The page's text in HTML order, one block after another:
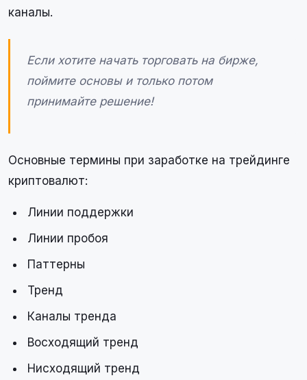
каналы.
Если хотите начать торговать на бирже,
поймите основы и только потом
принимайте решение!
Основные термины при заработке на трейдинге
криптовалют:
Линии поддержки
Линии пробоя
Паттерны
Тренд
Каналы тренда
Восходящий тренд
Нисходящий тренд